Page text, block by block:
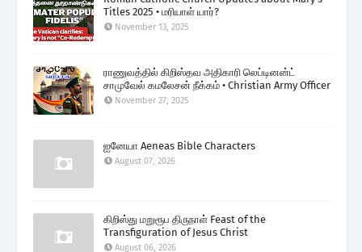
Titles 2025 • மரியாள் யார்?
November 13, 2025
ராணுவத்தில் கிறிஸ்தவ அதிகாரி லெப்டினன்ட்
சாமுவேல் கமலேசன் நீக்கம் • Christian Army Officer
November 27, 2025
ஐனேயா Aeneas Bible Characters
August 07, 2026
கிறிஸ்து மறுரூப திருநாள் Feast of the
Transfiguration of Jesus Christ
August 06, 2026